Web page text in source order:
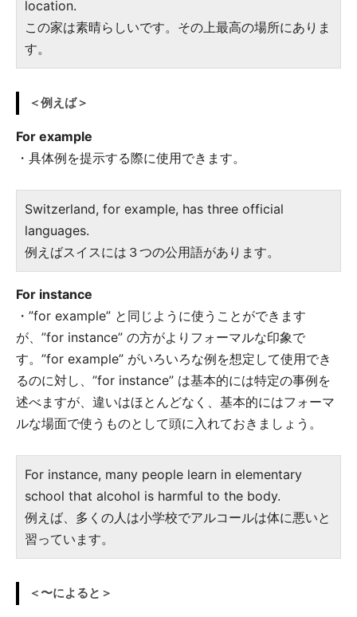
location.
この家は素晴らしいです。その上最高の場所にありま
す。
＜例えば＞
For example
・具体例を提示する際に使用できます。
Switzerland, for example, has three official
languages.
例えばスイスには３つの公用語があります。
For instance
・”for example” と同じように使うことができます
が、”for instance” の方がよりフォーマルな印象で
す。”for example” がいろいろな例を想定して使用でき
るのに対し、”for instance” は基本的には特定の事例を
述べますが、違いはほとんどなく、基本的にはフォーマ
ルな場面で使うものとして頭に入れておきましょう。
For instance, many people learn in elementary
school that alcohol is harmful to the body.
例えば、多くの人は小学校でアルコールは体に悪いと
習っています。
＜〜によると＞